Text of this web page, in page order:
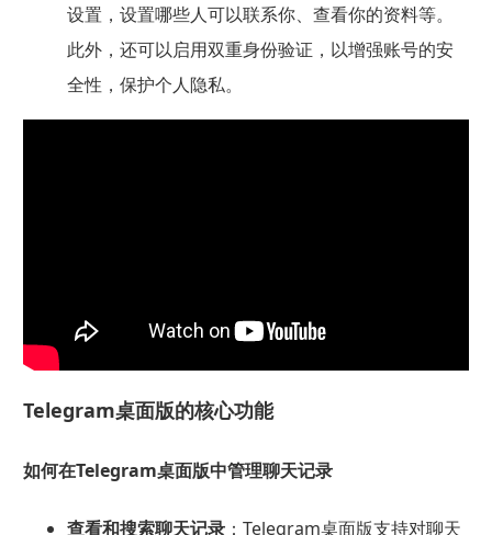
设置，设置哪些人可以联系你、查看你的资料等。
此外，还可以启用双重身份验证，以增强账号的安
全性，保护个人隐私。
Telegram桌面版的核心功能
如何在Telegram桌面版中管理聊天记录
查看和搜索聊天记录：Telegram桌面版支持对聊天